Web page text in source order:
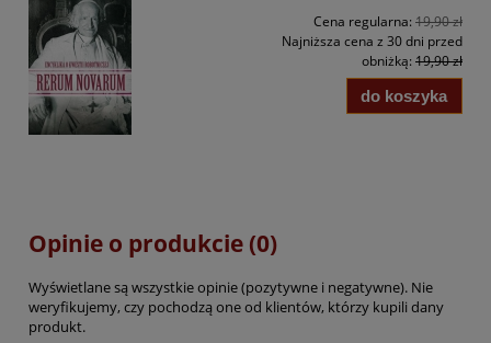
Cena regularna: 19,90 zł
Najniższa cena z 30 dni przed
obniżką: 19,90 zł
do koszyka
Opinie o produkcie (0)
Wyświetlane są wszystkie opinie (pozytywne i negatywne). Nie
weryfikujemy, czy pochodzą one od klientów, którzy kupili dany
produkt.